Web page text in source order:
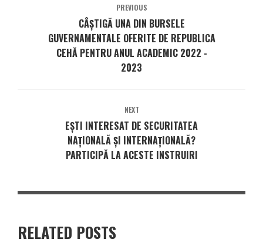
PREVIOUS
CÂȘTIGĂ UNA DIN BURSELE
GUVERNAMENTALE OFERITE DE REPUBLICA
CEHĂ PENTRU ANUL ACADEMIC 2022 -
2023
NEXT
EȘTI INTERESAT DE SECURITATEA
NAȚIONALĂ ȘI INTERNAȚIONALĂ?
PARTICIPĂ LA ACESTE INSTRUIRI
RELATED POSTS